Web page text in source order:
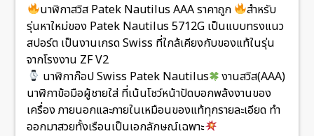
นาฬิกาสวิส Patek Nautilus AAA ราคาถูก
สำหรับ
รุ่นหาใหม่ของ Patek Nautilus 5712G เป็นแบบทรงแนว
สปอร์ต เป็นงานเกรด Swiss ที่ใกล้เคียงกับของแท้ในรุ่น
จากโรงงาน ZF V2
นาฬิกาก๊อป Swiss Patek Nautilus
งานสวิส(AAA)
นาฬิกาข้อมือผู้ชายใส่ ที่เน้นโชว์หน้าปัดบอกพล้งงานของ
เครื่อง ภายนอกและภายในเหมือนของแท้ทุกรายละเอียด ทำ
ออกมาสวยทั้งเรือนเป็นเอกลักษณ์เฉพาะ